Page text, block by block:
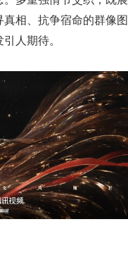
相、抗争宿命的群像图
人期待。